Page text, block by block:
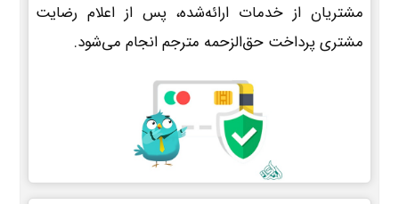
مشتریان از خدمات ارائه‌شده، پس از اعلام رضایت
مشتری پرداخت حق‌الزحمه مترجم انجام می‌شود.